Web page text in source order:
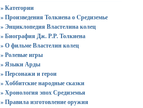
» Категории
» Произведения Толкиена о Cредиземье
» Энциклопедия Властелина колец
» Биография Дж. Р.Р. Толкиена
» О фильме Властелин колец
» Ролевые игры
» Языки Арды
» Персонажи и герои
» Хоббитские народные сказки
» Хронология эпох Средиземья
» Правила изготовление оружия